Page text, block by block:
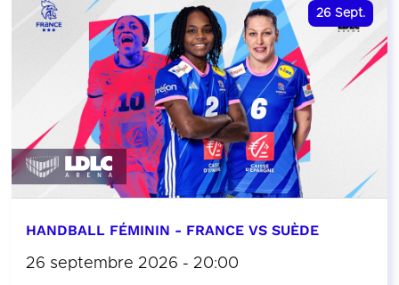
26 Sept.
HANDBALL FÉMININ - FRANCE VS SUÈDE
26 septembre 2026 - 20:00